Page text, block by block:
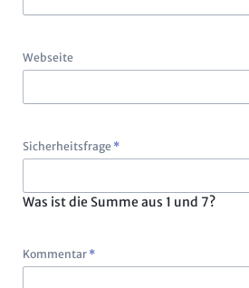
Webseite
Pflichtfeld
Sicherheitsfrage *
Was ist die Summe aus 1 und 7?
Pflichtfeld
Kommentar *